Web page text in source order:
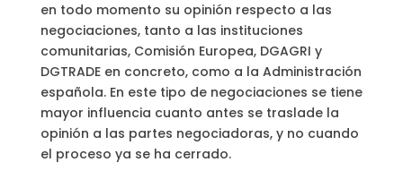
en todo momento su opinión respecto a las
negociaciones, tanto a las instituciones
comunitarias, Comisión Europea, DGAGRI y
DGTRADE en concreto, como a la Administración
española. En este tipo de negociaciones se tiene
mayor influencia cuanto antes se traslade la
opinión a las partes negociadoras, y no cuando
el proceso ya se ha cerrado.